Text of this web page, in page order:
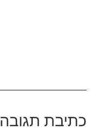
כתיבת תגובה